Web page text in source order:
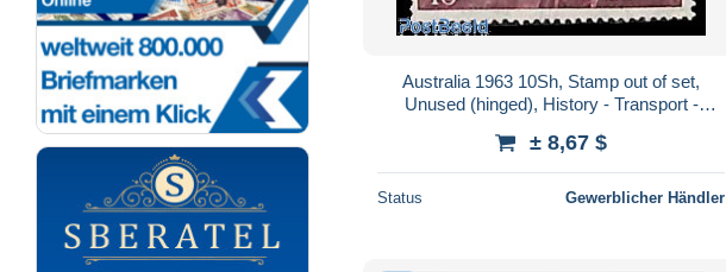
Australia 1963 10Sh, Stamp out of set,
Unused (hinged), History - Transport -
± 8,67 $
Status Gewerblicher Händler